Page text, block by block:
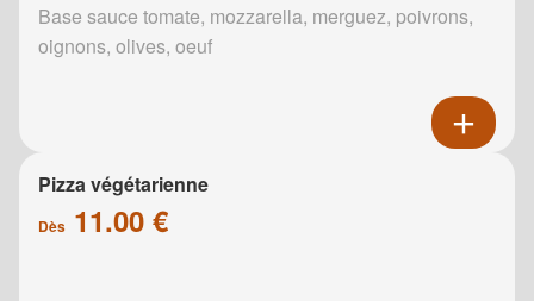
Base sauce tomate, mozzarella, merguez, poivrons,
oignons, olives, oeuf
Pizza végétarienne
Dès 11.00 €